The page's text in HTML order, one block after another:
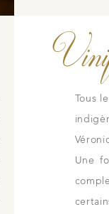
Tous
Une